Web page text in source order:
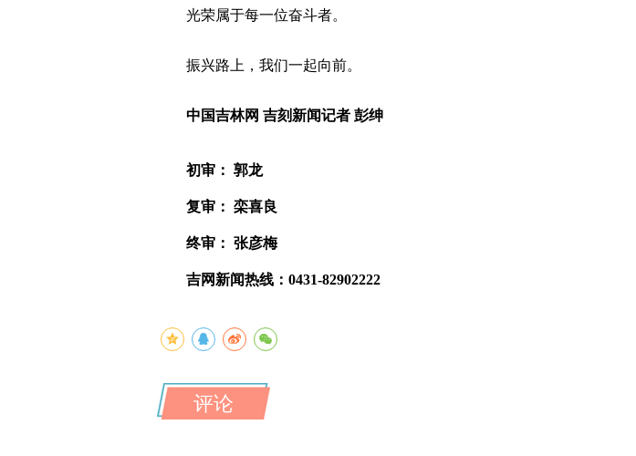
光荣属于每一位奋斗者。
振兴路上，我们一起向前。
中国吉林网 吉刻新闻记者 彭绅
初审： 郭龙
复审： 栾喜良
终审： 张彦梅
吉网新闻热线：0431-82902222
评论